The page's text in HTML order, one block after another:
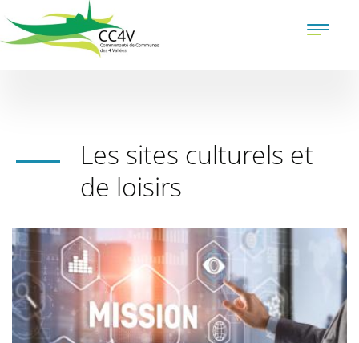
au
contenu
Toggle
Les sites culturels et
de loisirs